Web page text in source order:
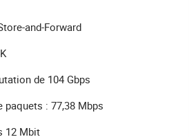
and-Forward
de 104 Gbps
paquets : 77,38 Mbps
12 Mbit